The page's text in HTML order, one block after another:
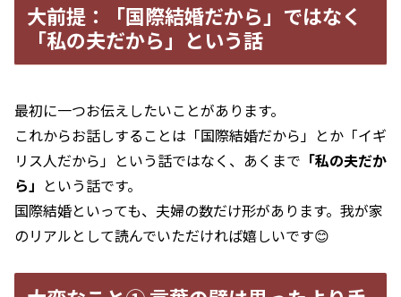
大前提：「国際結婚だから」ではなく
「私の夫だから」という話
最初に一つお伝えしたいことがあります。
これからお話しすることは「国際結婚だから」とか「イギ
リス人だから」という話ではなく、あくまで 「私の夫だか
ら」 という話です。
国際結婚といっても、夫婦の数だけ形があります。我が家
のリアルとして読んでいただければ嬉しいです😊